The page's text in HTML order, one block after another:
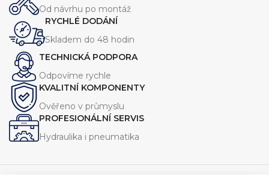
palce,s průtokem od 25 l/min
až do 60 l/min a maximálním
pracovním tlakem 500 bar.
Od návrhu po montáž
RYCHLÉ DODÁNÍ
Skladem do 48 hodin
TECHNICKÁ PODPORA
Odpovíme rychle
KVALITNÍ KOMPONENTY
Ověřeno v průmyslu
PROFESIONÁLNÍ SERVIS
Hydraulika i pneumatika